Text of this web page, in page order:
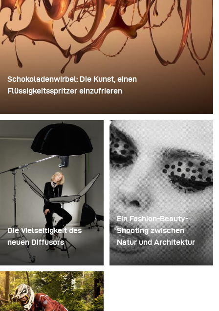
Schokoladenwirbel: Die Kunst, einen
Flüssigkeitsspritzer einzufrieren
günstiger Einweg-Sektgläser aus Kunststoff. Er
entfernte die Standfüße, bohrte ein Loch durch die Mitte
jedes einzelnen Glases und steckte sie anschließend
auf einen Bohrer. So entstand eine mehrschichtige,
rotierende Konstruktion, die die Flüssigkeit zunächst
aufnehmen und dann freigeben konnte.
Die Vielseitigkeit des
neuen Diffusors
Manche Shootings
dienen dazu, Ideen zu
testen. Andere dazu,
neues Equipment
auszuprobieren. Dieses
Ein Fashion-Beauty-
Shooting zwischen
Natur und Architektur
Für dieses Projekt hatten